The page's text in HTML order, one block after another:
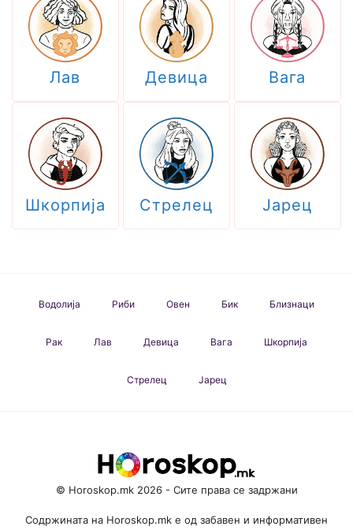
Лав Девица Вага
Шкорпија Стрелец Јарец
Водолија Риби Овен Бик Близнаци
Рак Лав Девица Вага Шкорпија
Стрелец Јарец
© Horoskop.mk 2026 - Сите права се задржани
Содржината на Horoskop.mk е од забавен и информативен